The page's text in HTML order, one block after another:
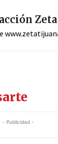
Zeta
- Publicidad -